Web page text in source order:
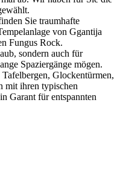
Sie traumhafte
von Ggantija
Fungus Rock.
sondern auch für
Spaziergänge mögen.
Glockentürmen,
mit ihren typischen
Garant für entspannten